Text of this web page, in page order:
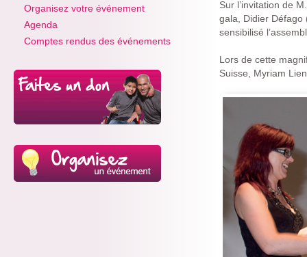
Organisez votre événement
Agenda
Comptes rendus des événements
Sur l’invitation de
gala, Didier Défago
sensibilisé
Lors de cette
Suisse, Myriam